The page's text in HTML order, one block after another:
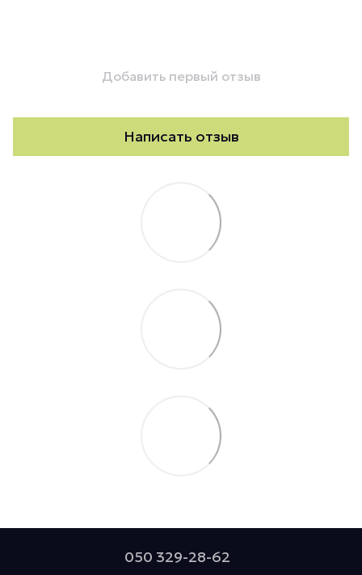
Добавить первый отзыв
Написать отзыв
050 329-28-62